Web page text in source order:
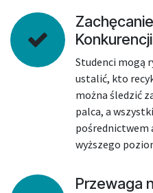
Studenci mogą
ustalić, kto
można śledzić
palca, a
pośrednictwem
wyższego
Przewaga